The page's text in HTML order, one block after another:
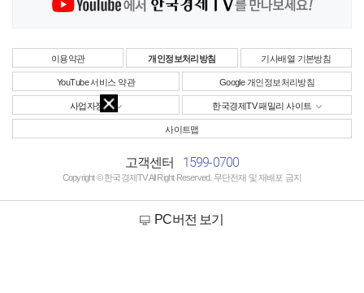
YouTube 서비스 약관 Google 개인정보처리방침
사이트맵